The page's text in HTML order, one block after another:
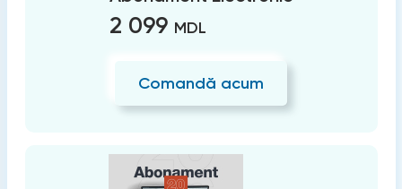
2 099 MDL
Comandă acum